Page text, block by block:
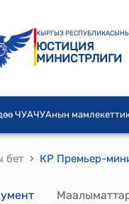
КЫРГЫЗ
ЮСТИЦИЯ
МИНИСТРЛИГИ
ЧУАЧУАнын
бет ›